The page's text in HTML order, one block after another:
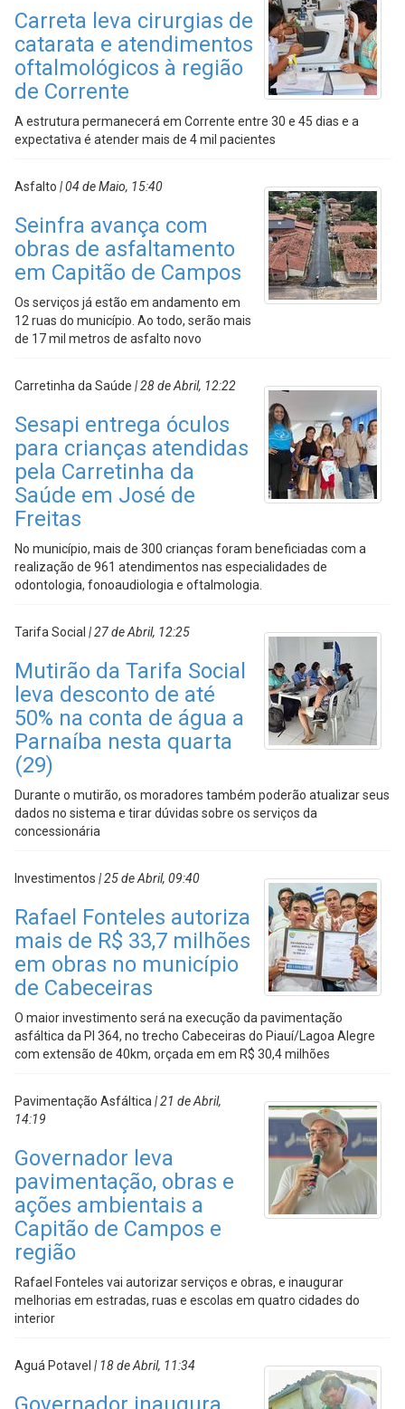
Carreta leva cirurgias de
catarata e atendimentos
oftalmológicos à região
de Corrente
A estrutura permanecerá em Corrente entre 30 e 45 dias e a
expectativa é atender mais de 4 mil pacientes
Asfalto | 04 de Maio, 15:40
Seinfra avança com
obras de asfaltamento
em Capitão de Campos
Os serviços já estão em andamento em
12 ruas do município. Ao todo, serão mais
de 17 mil metros de asfalto novo
Carretinha da Saúde | 28 de Abril, 12:22
Sesapi entrega óculos
para crianças atendidas
pela Carretinha da
Saúde em José de
Freitas
No município, mais de 300 crianças foram beneficiadas com a
realização de 961 atendimentos nas especialidades de
odontologia, fonoaudiologia e oftalmologia.
Tarifa Social | 27 de Abril, 12:25
Mutirão da Tarifa Social
leva desconto de até
50% na conta de água a
Parnaíba nesta quarta
(29)
Durante o mutirão, os moradores também poderão atualizar seus
dados no sistema e tirar dúvidas sobre os serviços da
concessionária
Investimentos | 25 de Abril, 09:40
Rafael Fonteles autoriza
mais de R$ 33,7 milhões
em obras no município
de Cabeceiras
O maior investimento será na execução da pavimentação
asfáltica da PI 364, no trecho Cabeceiras do Piauí/Lagoa Alegre
com extensão de 40km, orçada em em R$ 30,4 milhões
Pavimentação Asfáltica | 21 de Abril,
14:19
Governador leva
pavimentação, obras e
ações ambientais a
Capitão de Campos e
região
Rafael Fonteles vai autorizar serviços e obras, e inaugurar
melhorias em estradas, ruas e escolas em quatro cidades do
interior
Aguá Potavel | 18 de Abril, 11:34